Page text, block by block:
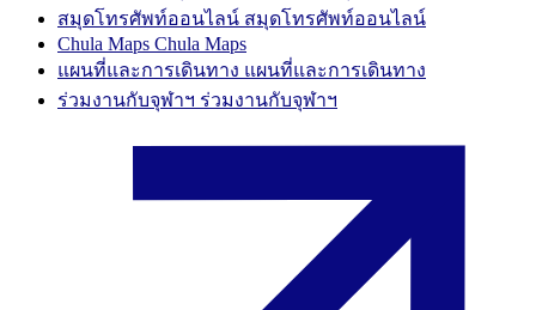
สมุดโทรศัพท์ออนไลน์ สมุดโทรศัพท์ออนไลน์
Chula Maps Chula Maps
แผนที่และการเดินทาง แผนที่และการเดินทาง
ร่วมงานกับจุฬาฯ ร่วมงานกับจุฬาฯ